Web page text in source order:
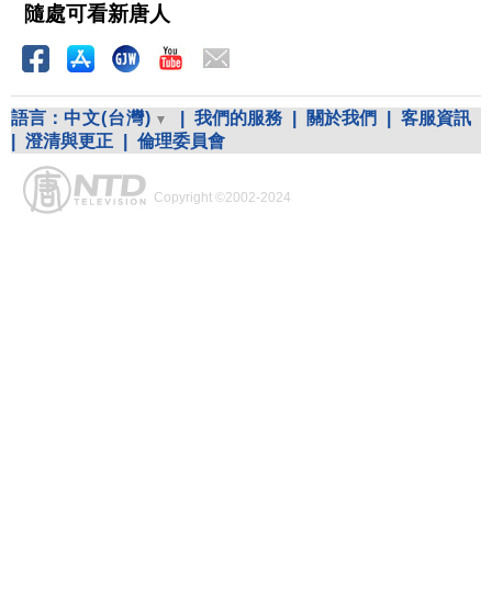
隨處可看新唐人
語言： 中文(台灣) 我們的服務 關於我們
客服資訊
澄清與更正 倫理委員會
Copyright ©2002-2024